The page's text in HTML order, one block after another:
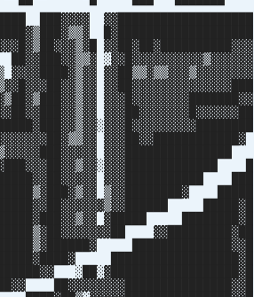
▀ ▀▀▀ ▀▀▀▀▀▀▀
███▓▓▓▓ ▓▓███████████████████
█▓███████████████████
▓▓██▓██▓██████████▓▓▓
░▓▓█▓▓▓▓▓▓▓▓▓▓▒▓▓▓▓▓▓
▓▓██▒▒▓▒▒▓▓▓▒▓▓▓▓▓▓▓▓
▓▓██▓▓▓▓▓▓▓▓▓▓▓▓▓▓███
▓▓▓█▓▓▓▓▓▓▓▓███████▓▓
▓▓▓██▓▓▓▓▓▓▓█▓▓▓▓▓▓██
▓▓▓██▓▓████████████▓
▓▓▓███████████████
█
▓▓▓███████████ ███
▒▓▓████████▓ █████
█████▓█
▓█████ ████████▓█
▓▓█████████▓██
██████████████▓▓█
██████████████████▓█
░██░▓██████████████████▓█
██▓▓▓▓▓▓▓▓███████████████▓▓█